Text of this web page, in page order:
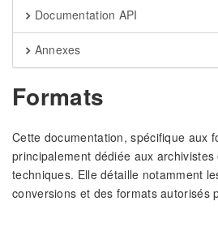
Documentation API
Annexes
Formats
Cette documentation, spécifique aux
principalement dédiée aux
techniques. Elle détaille notamment
conversions et des formats autorisés